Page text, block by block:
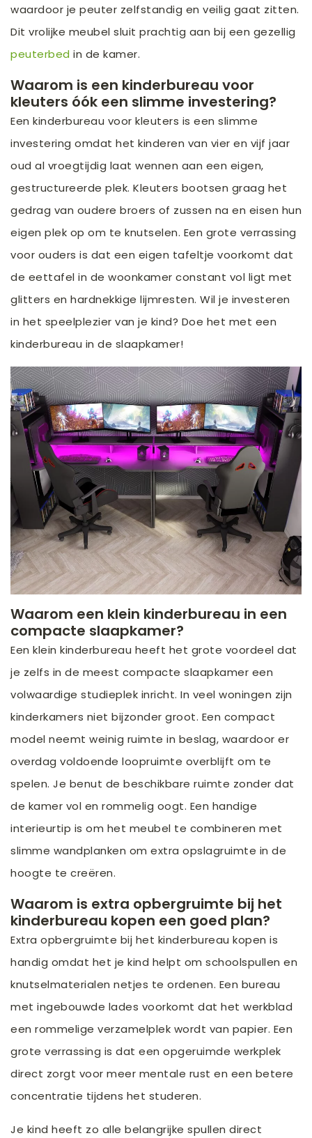
waardoor je peuter zelfstandig en veilig gaat zitten.
Dit vrolijke meubel sluit prachtig aan bij een gezellig
peuterbed in de kamer.
Waarom is een kinderbureau voor
kleuters óók een slimme investering?
Een kinderbureau voor kleuters is een slimme
investering omdat het kinderen van vier en vijf jaar
oud al vroegtijdig laat wennen aan een eigen,
gestructureerde plek. Kleuters bootsen graag het
gedrag van oudere broers of zussen na en eisen hun
eigen plek op om te knutselen. Een grote verrassing
voor ouders is dat een eigen tafeltje voorkomt dat
de eettafel in de woonkamer constant vol ligt met
glitters en hardnekkige lijmresten. Wil je investeren
in het speelplezier van je kind? Doe het met een
kinderbureau in de slaapkamer!
Waarom een klein kinderbureau in een
compacte slaapkamer?
Een klein kinderbureau heeft het grote voordeel dat
je zelfs in de meest compacte slaapkamer een
volwaardige studieplek inricht. In veel woningen zijn
kinderkamers niet bijzonder groot. Een compact
model neemt weinig ruimte in beslag, waardoor er
overdag voldoende loopruimte overblijft om te
spelen. Je benut de beschikbare ruimte zonder dat
de kamer vol en rommelig oogt. Een handige
interieurtip is om het meubel te combineren met
slimme wandplanken om extra opslagruimte in de
hoogte te creëren.
Waarom is extra opbergruimte bij het
kinderbureau kopen een goed plan?
Extra opbergruimte bij het kinderbureau kopen is
handig omdat het je kind helpt om schoolspullen en
knutselmaterialen netjes te ordenen. Een bureau
met ingebouwde lades voorkomt dat het werkblad
een rommelige verzamelplek wordt van papier. Een
grote verrassing is dat een opgeruimde werkplek
direct zorgt voor meer mentale rust en een betere
concentratie tijdens het studeren.
Je kind heeft zo alle belangrijke spullen direct